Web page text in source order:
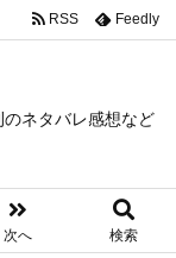
ネタバレ感想など
次へ 検索
RSS Feedly